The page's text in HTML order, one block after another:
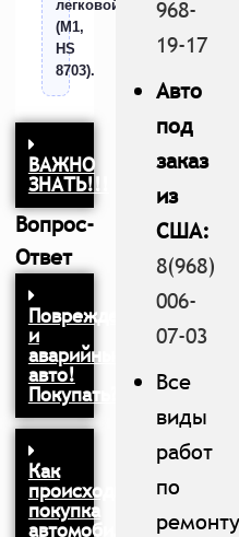
легковой
(M1,
HS
8703).
ВАЖНО
ЗНАТЬ!!!
Вопрос-
Ответ
Поврежденные
и
аварийные
авто!
Покупать?
Как
происходит
покупка
автомобиля?
968-
19-17
Авто
под
заказ
из
США:
8(968)
006-
07-03
Все
виды
работ
по